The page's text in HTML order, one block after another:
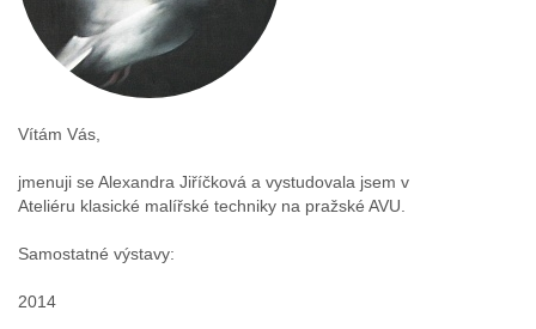
Vítám Vás,
jmenuji se Alexandra Jiříčková a vystudovala jsem v
Ateliéru klasické malířské techniky na pražské AVU.
Samostatné výstavy:
2014